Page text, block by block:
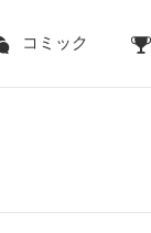
コミック